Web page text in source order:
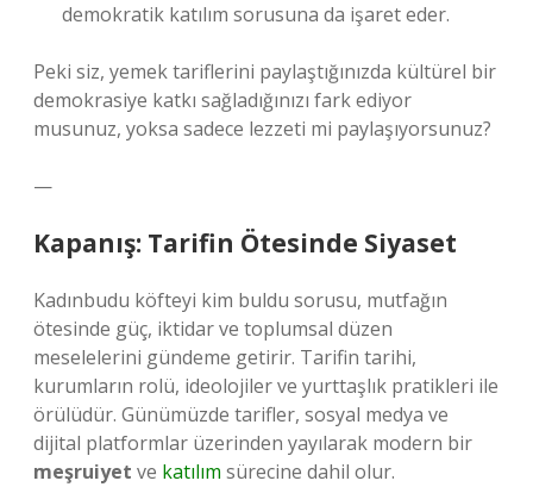
demokratik katılım sorusuna da işaret eder.
Peki siz, yemek tariflerini paylaştığınızda kültürel bir
demokrasiye katkı sağladığınızı fark ediyor
musunuz, yoksa sadece lezzeti mi paylaşıyorsunuz?
—
Kapanış: Tarifin Ötesinde Siyaset
Kadınbudu köfteyi kim buldu sorusu, mutfağın
ötesinde güç, iktidar ve toplumsal düzen
meselelerini gündeme getirir. Tarifin tarihi,
kurumların rolü, ideolojiler ve yurttaşlık pratikleri ile
örülüdür. Günümüzde tarifler, sosyal medya ve
dijital platformlar üzerinden yayılarak modern bir
meşruiyet ve katılım sürecine dahil olur.